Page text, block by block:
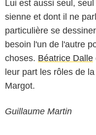
Lui est aussi seul,
sienne et dont il ne
particulière se
besoin l'un de l'autre
choses. Béatrice Dalle
leur part les rôles de
Margot.
Guillaume Martin